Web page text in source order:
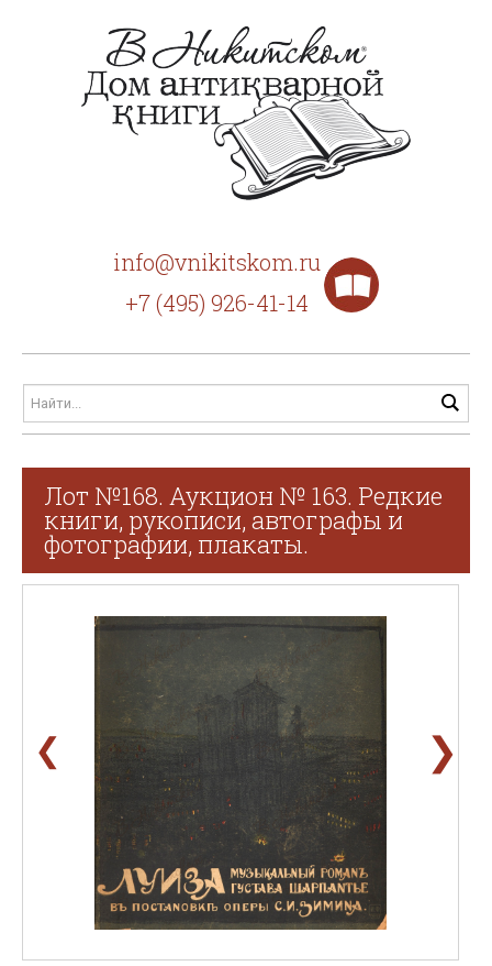
info@vnikitskom.ru
+7 (495) 926-41-14
Лот №168. Аукцион № 163. Редкие
книги, рукописи, автографы и
фотографии, плакаты.
❮ ❯